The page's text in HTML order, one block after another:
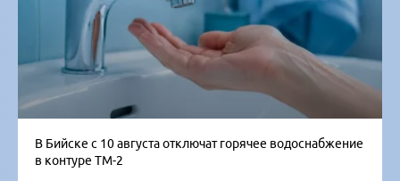
В Бийске с 10 августа отключат горячее водоснабжение
в контуре ТМ-2